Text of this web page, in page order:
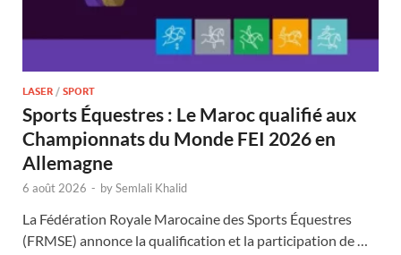
LASER / SPORT
Sports Équestres : Le Maroc qualifié aux
Championnats du Monde FEI 2026 en
Allemagne
6 août 2026 - bySemlali Khalid
La Fédération Royale Marocaine des Sports Équestres
(FRMSE) annonce la qualification et la participation de …